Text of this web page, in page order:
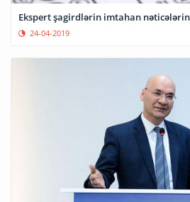
Ekspert şagirdlərin imtahan
24-04-2019